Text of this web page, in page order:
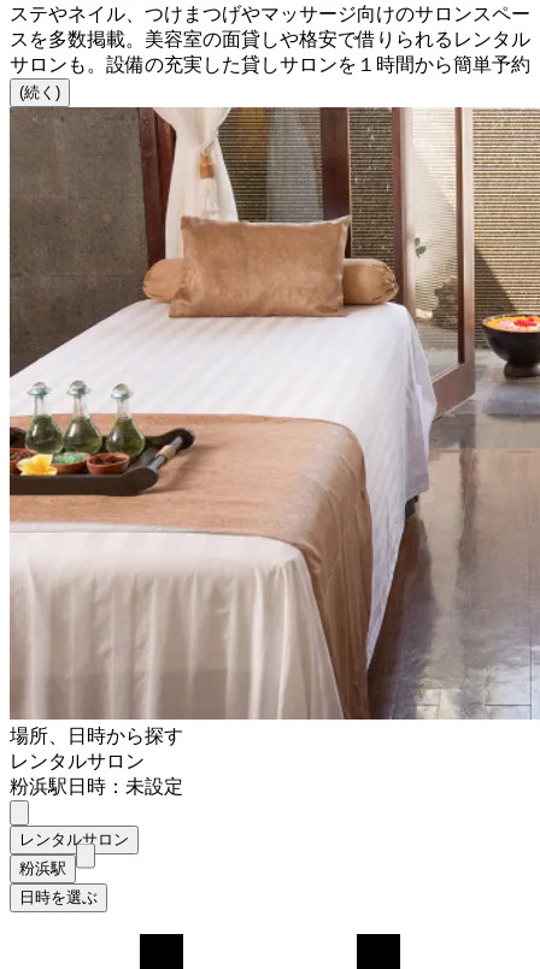
ステやネイル、つけまつげやマッサージ向けのサロンスペー
スを多数掲載。美容室の面貸しや格安で借りられるレンタル
サロンも。設備の充実した貸しサロンを１時間から簡単予約
(続く)
場所、日時から探す
レンタルサロン
粉浜駅日時：未設定
レンタルサロン
粉浜駅
日時を選ぶ